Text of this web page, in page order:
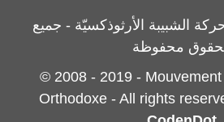
- 2019 - حركة الشبيبة الأرثوذكسيّة - جميع
محفوظة
© 2008 - 2019 -
Orthodoxe - All rights